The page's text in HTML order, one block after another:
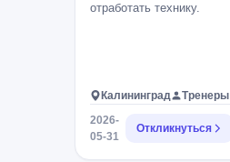
отработать технику.
Калининград
Тренеры
2026-
05-31
Откликнуться